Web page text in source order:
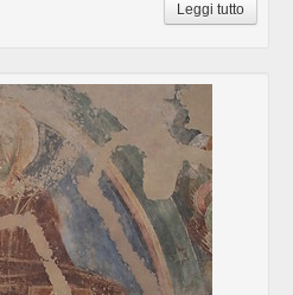
Leggi tutto